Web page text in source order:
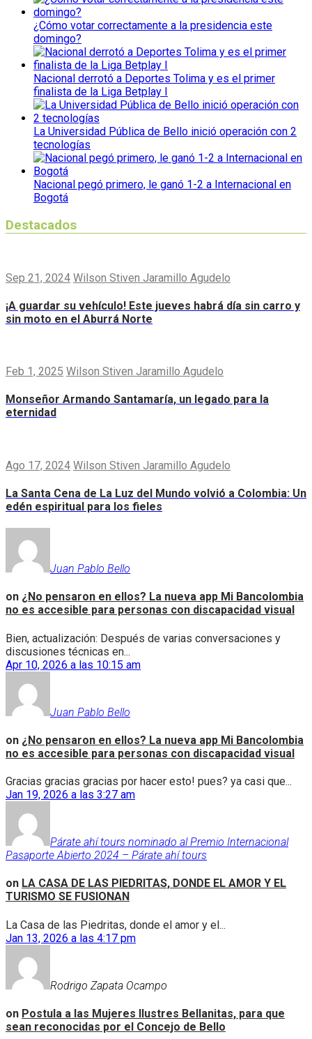
¿Cómo votar correctamente a la presidencia este
domingo?
Nacional derrotó a Deportes Tolima y es el primer
finalista de la Liga Betplay I
La Universidad Pública de Bello inició operación con 2
tecnologías
Nacional pegó primero, le ganó 1-2 a Internacional en
Bogotá
Destacados
Sep 21, 2024 Wilson Stiven Jaramillo Agudelo
¡A guardar su vehículo! Este jueves habrá día sin carro y
sin moto en el Aburrá Norte
Feb 1, 2025 Wilson Stiven Jaramillo Agudelo
Monseñor Armando Santamaría, un legado para la
eternidad
Ago 17, 2024 Wilson Stiven Jaramillo Agudelo
La Santa Cena de La Luz del Mundo volvió a Colombia: Un
edén espiritual para los fieles
Juan Pablo Bello
on ¿No pensaron en ellos? La nueva app Mi Bancolombia
no es accesible para personas con discapacidad visual
Bien, actualización: Después de varias conversaciones y
discusiones técnicas en...
Apr 10, 2026 a las 10:15 am
Juan Pablo Bello
on ¿No pensaron en ellos? La nueva app Mi Bancolombia
no es accesible para personas con discapacidad visual
Gracias gracias gracias por hacer esto! pues? ya casi que...
Jan 19, 2026 a las 3:27 am
Párate ahí tours nominado al Premio Internacional
Pasaporte Abierto 2024 – Párate ahí tours
on LA CASA DE LAS PIEDRITAS, DONDE EL AMOR Y EL
TURISMO SE FUSIONAN
La Casa de las Piedritas, donde el amor y el...
Jan 13, 2026 a las 4:17 pm
Rodrigo Zapata Ocampo
on Postula a las Mujeres Ilustres Bellanitas, para que
sean reconocidas por el Concejo de Bello